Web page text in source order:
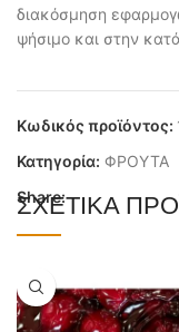
διακόσμηση
ψήσιμο και στην
Κωδικός προϊόντος:
Κατηγορία: ΦΡΟΥΤΑ
Share:
ΣΧΕΤΙΚΆ